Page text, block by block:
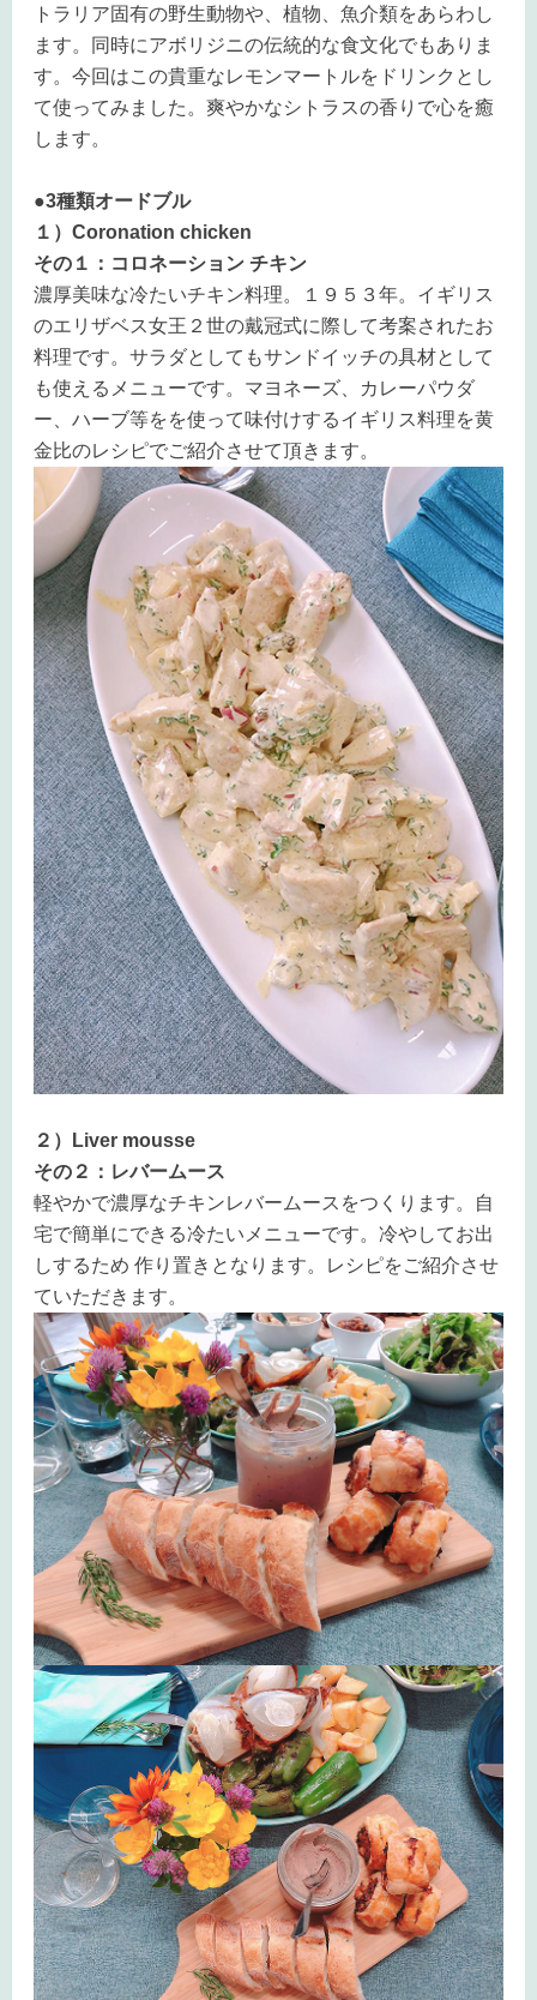
トラリア固有の野生動物や、植物、魚介類をあらわし
ます。同時にアボリジニの伝統的な食文化でもありま
す。今回はこの貴重なレモンマートルをドリンクとし
て使ってみました。爽やかなシトラスの香りで心を癒
します。
●3種類オードブル
１）Coronation chicken
その１：コロネーション チキン
濃厚美味な冷たいチキン料理。１９５３年。イギリス
のエリザベス女王２世の戴冠式に際して考案されたお
料理です。サラダとしてもサンドイッチの具材として
も使えるメニューです。マヨネーズ、カレーパウダ
ー、ハーブ等をを使って味付けするイギリス料理を黄
金比のレシピでご紹介させて頂きます。
２）Liver mousse
その２：レバームース
軽やかで濃厚なチキンレバームースをつくります。自
宅で簡単にできる冷たいメニューです。冷やしてお出
しするため 作り置きとなります。レシピをご紹介させ
ていただきます。